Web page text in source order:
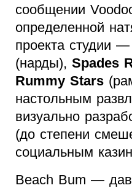
сообщении
определенной
проекта студии —
(нарды), Spades
Rummy Stars
настольным
визуально
(до степени
социальным
Beach Bum —